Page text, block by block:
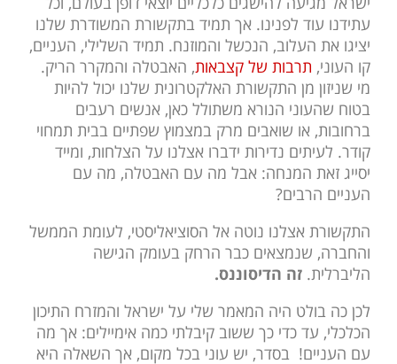
עתידנו עוד לפנינו. אך תמיד בתקשורת המשודרת שלנו
יציגו את העלוב, הנכשל והמוזנח. תמיד השלילי, העניים,
קו העוני, תרבות של קצבאות, האבטלה והמקרר הריק.
מי שניזון מן התקשורת האלקטרונית שלנו יכול להיות
בטוח שהעוני הנורא משתולל כאן, אנשים רעבים
ברחובות, או שואבים מרק במצמוץ שפתיים בבית תמחוי
קודר. לעיתים נדירות ידברו אצלנו על הצלחות, ומייד
יסייג זאת המנחה: אבל מה עם האבטלה, מה עם
העניים הרבים?
התקשורת אצלנו נוטה אל הסוציאליסטי, לעומת הממשל
והחברה, שנמצאים כבר הרחק בעומק הגישה
הליברלית. זה הדיסוננס.
לכן כה בולט היה המאמר שלי על ישראל והמזרח התיכון
הכלכלי, עד כדי כך ששוב קיבלתי כמה אימיילים: אך מה
עם העניים! בסדר, יש עוני בכל מקום, אך השאלה היא